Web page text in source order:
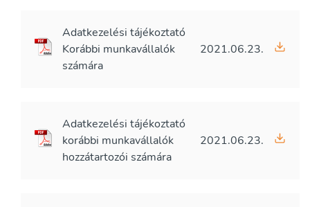
Adatkezelési tájékoztató
Korábbi munkavállalók
számára
2021.06.23.
Adatkezelési tájékoztató
korábbi munkavállalók
hozzátartozói számára
2021.06.23.